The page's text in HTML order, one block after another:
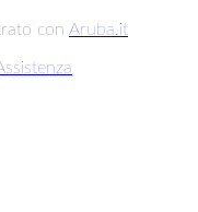
con Aruba.it